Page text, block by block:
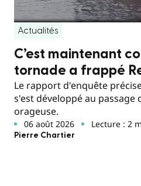
Actualités
C’est maintenant
tornade a frappé
Le rapport d'enquête
s'est développé au passage
orageuse.
06 août 2026 Lecture : 2
Pierre Chartier